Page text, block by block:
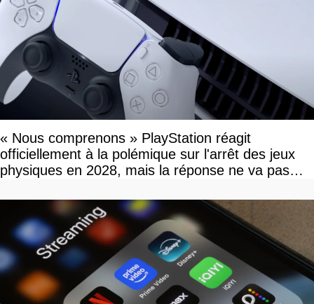
« Nous comprenons » PlayStation réagit
officiellement à la polémique sur l'arrêt des jeux
physiques en 2028, mais la réponse ne va pas